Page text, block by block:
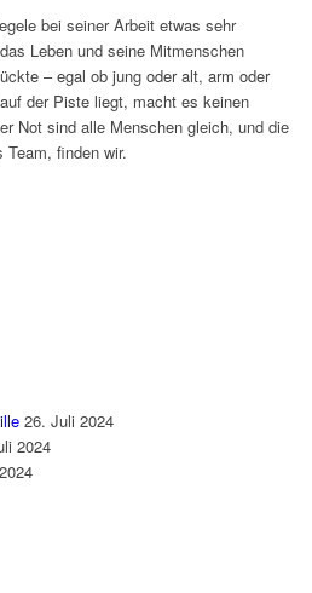
bei seiner Arbeit etwas sehr
Leben und seine Mitmenschen
– egal ob jung oder alt, arm oder
der Piste liegt, macht es keinen
Not sind alle Menschen gleich, und die
finden wir.
26. Juli 2024
2024